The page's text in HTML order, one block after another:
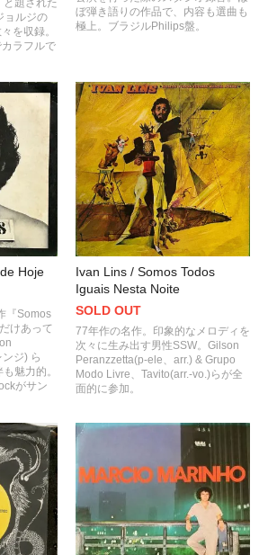
ョルジの
を収録。
ラフルで
ぼ弾き語りの作品で、内容も選曲も
極上。ブラジルPhilips盤。
Hoje
『Somos
けあって
ジ) ら
魅力的。
がサン
Ivan Lins / Somos Todos
Iguais Nesta Noite
SOLD OUT
77年作の名作。印象的なメロディを
次々に生み出す男性SSW。Gilson
Peranzzetta(p-ele、arr.) & Grupo
Modo Livre、Tavito(arr.-vo.)らが全
面的に参加。